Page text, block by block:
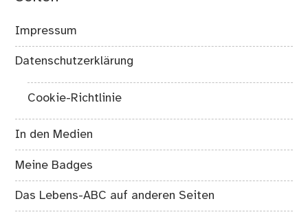
Impressum
Datenschutzerklärung
Cookie-Richtlinie
In den Medien
Meine Badges
Das Lebens-ABC auf anderen Seiten